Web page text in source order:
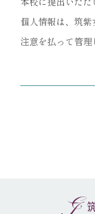
個人情報は、筑紫
注意を払って管理